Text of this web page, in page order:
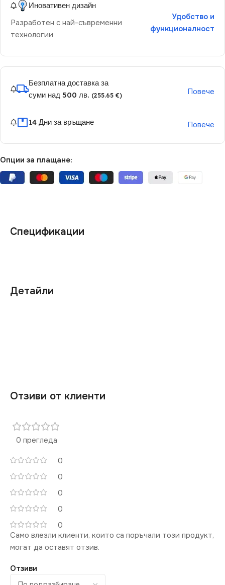
Иновативен дизайн
Разработен с най-съвременни
технологии
Удобство и
функционалност
Безплатна доставка за
суми над 500 лв. (255.65 €) Повече
14 Дни за връщане Повече
Опции за плащане:
Детайли
Спецификации
Отзиви от клиенти
0 прегледа
0
0
0
0
0
Отзиви
Само влезли клиенти, които са поръчали този продукт,
могат да оставят отзив.